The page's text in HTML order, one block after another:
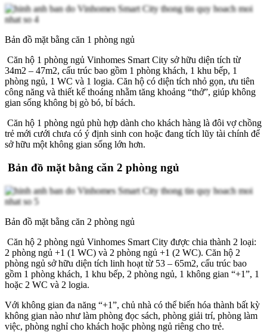
Bản đồ mặt bằng căn 1 phòng ngủ
Căn hộ 1 phòng ngủ Vinhomes Smart City sở hữu diện tích từ
34m2 – 47m2, cấu trúc bao gồm 1 phòng khách, 1 khu bếp, 1
phòng ngủ, 1 WC và 1 logia. Căn hộ có diện tích nhỏ gọn, ưu tiên
công năng và thiết kế thoáng nhằm tăng khoảng “thở”, giúp không
gian sống không bị gò bó, bí bách.
Căn hộ 1 phòng ngủ phù hợp dành cho khách hàng là đôi vợ chồng
trẻ mới cưới chưa có ý định sinh con hoặc đang tích lũy tài chính để
sở hữu một không gian sống lớn hơn.
Bản đồ mặt bằng căn 2 phòng ngủ
Bản đồ mặt bằng căn 2 phòng ngủ
Căn hộ 2 phòng ngủ Vinhomes Smart City được chia thành 2 loại:
2 phòng ngủ +1 (1 WC) và 2 phòng ngủ +1 (2 WC). Căn hộ 2
phòng ngủ sở hữu diện tích linh hoạt từ 53 – 65m2, cấu trúc bao
gồm 1 phòng khách, 1 khu bếp, 2 phòng ngủ, 1 không gian “+1”, 1
hoặc 2 WC và 2 logia.
Với không gian đa năng “+1”, chủ nhà có thể biến hóa thành bất kỳ
không gian nào như làm phòng đọc sách, phòng giải trí, phòng làm
việc, phòng nghỉ cho khách hoặc phòng ngủ riêng cho trẻ.